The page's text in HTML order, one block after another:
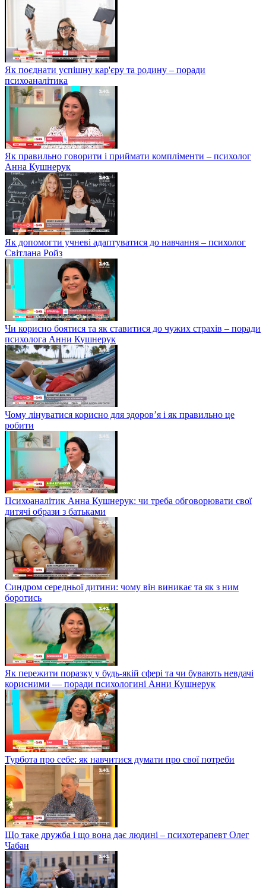
Як поєднати успішну кар'єру та родину – поради
психоаналітика
Як правильно говорити і приймати компліменти – психолог
Анна Кушнерук
Як допомогти учневі адаптуватися до навчання – психолог
Світлана Ройз
Чи корисно боятися та як ставитися до чужих страхів – поради
психолога Анни Кушнерук
Чому лінуватися корисно для здоров’я і як правильно це
робити
Психоаналітик Анна Кушнерук: чи треба обговорювати свої
дитячі образи з батьками
Синдром середньої дитини: чому він виникає та як з ним
боротись
Як пережити поразку у будь-якій сфері та чи бувають невдачі
корисними — поради психологині Анни Кушнерук
Турбота про себе: як навчитися думати про свої потреби
Що таке дружба і що вона дає людині – психотерапевт Олег
Чабан